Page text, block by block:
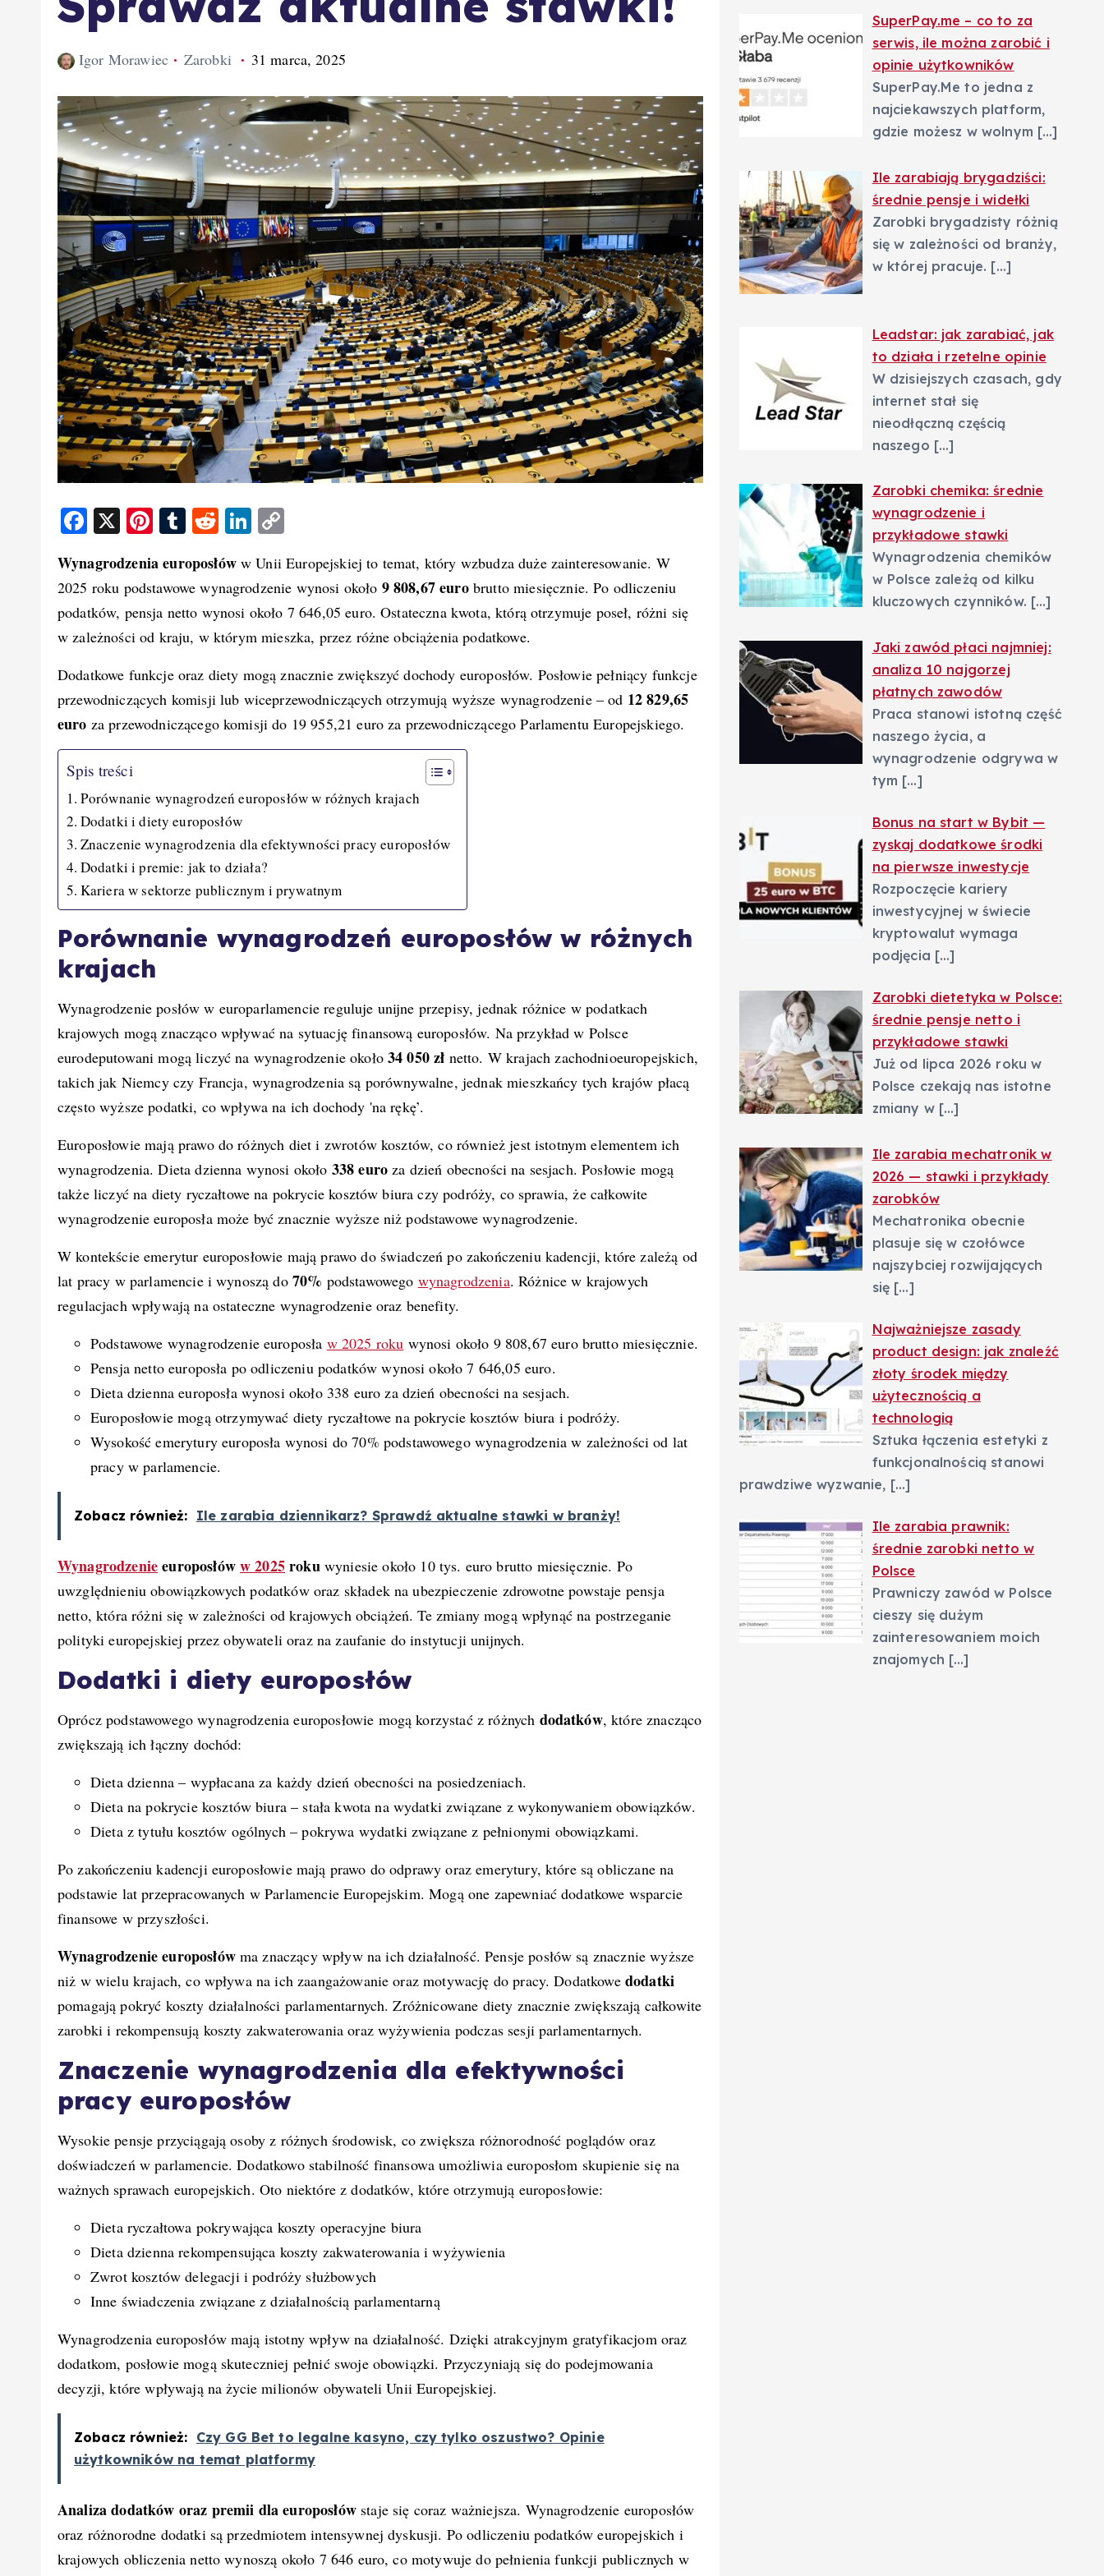
Igor Morawiec Zarobki 31 marca, 2025
F
c
e
b
o
o
k
X
Pi
er
e
st
T
m
bl
r
R
d
di
t
Li
k
e
d
I
n
p
y
Li
n
k
Wynagrodzenia europosłóww Unii Europejskiej to temat, który wzbudza duże zainteresowanie. W
2025 roku podstawowe wynagrodzenie wynosi około 9 808,67 eurobrutto miesięcznie. Po odliczeniu
podatków, pensja netto wynosi około 7 646,05 euro. Ostateczna kwota, którą otrzymuje poseł, różni się
w zależności od kraju, w którym mieszka, przez różne obciążenia podatkowe.
Dodatkowe funkcje oraz diety mogą znacznie zwiększyć dochody europosłów. Posłowie pełniący funkcje
przewodniczących komisji lub wiceprzewodniczących otrzymują wyższe wynagrodzenie – od 12 829,65
euro za przewodniczącego komisji do 19 955,21 euro za przewodniczącego Parlamentu Europejskiego.
Spis treści
Porównanie wynagrodzeń europosłów w różnych krajach
Dodatki i diety europosłów
Znaczenie wynagrodzenia dla efektywności pracy europosłów
Dodatki i premie: jak to działa?
Kariera w sektorze publicznym i prywatnym
Porównanie wynagrodzeń europosłów w różnych
krajach
Wynagrodzenie posłów w europarlamencie reguluje unijne przepisy, jednak różnice w podatkach
krajowych mogą znacząco wpływać na sytuację finansową europosłów. Na przykład w Polsce
eurodeputowani mogą liczyć na wynagrodzenie około34 050 zł netto. W krajach zachodnioeuropejskich,
takich jak Niemcy czy Francja, wynagrodzenia są porównywalne, jednak mieszkańcy tych krajów płacą
często wyższe podatki, co wpływa na ich dochody 'na rękę’.
Europosłowie mają prawo do różnych diet i zwrotów kosztów, co również jest istotnym elementem ich
wynagrodzenia. Dieta dzienna wynosi około 338 euro za dzień obecności na sesjach. Posłowie mogą
także liczyć na diety ryczałtowe na pokrycie kosztów biura czy podróży, co sprawia, że całkowite
wynagrodzenie europosła może być znacznie wyższe niż podstawowe wynagrodzenie.
W kontekście emerytur europosłowie mają prawo do świadczeń po zakończeniu kadencji, które zależą od
lat pracy w parlamencie i wynoszą do 70% podstawowego wynagrodzenia. Różnice w krajowych
regulacjach wpływają na ostateczne wynagrodzenie oraz benefity.
Podstawowe wynagrodzenie europosła w 2025 roku wynosi około 9 808,67 euro brutto miesięcznie.
Pensja netto europosła po odliczeniu podatków wynosi około 7 646,05 euro.
Dieta dzienna europosła wynosi około 338 euro za dzień obecności na sesjach.
Europosłowie mogą otrzymywać diety ryczałtowe na pokrycie kosztów biura i podróży.
Wysokość emerytury europosła wynosi do 70% podstawowego wynagrodzenia w zależności od lat
pracy w parlamencie.
Zobacz również: Ile zarabia dziennikarz? Sprawdź aktualne stawki w branży!
Wynagrodzenieeuroposłóww 2025roku wyniesie około 10 tys. euro brutto miesięcznie. Po
uwzględnieniu obowiązkowych podatków oraz składek na ubezpieczenie zdrowotne powstaje pensja
netto, która różni się w zależności od krajowych obciążeń. Te zmiany mogą wpłynąć na postrzeganie
polityki europejskiej przez obywateli oraz na zaufanie do instytucji unijnych.
Dodatki i diety europosłów
Oprócz podstawowego wynagrodzenia europosłowie mogą korzystać z różnych dodatków, które znacząco
zwiększają ich łączny dochód:
Dieta dzienna – wypłacana za każdy dzień obecności na posiedzeniach.
Dieta na pokrycie kosztów biura – stała kwota na wydatki związane z wykonywaniem obowiązków.
Dieta z tytułu kosztów ogólnych – pokrywa wydatki związane z pełnionymi obowiązkami.
Po zakończeniu kadencji europosłowie mają prawo do odprawy oraz emerytury, które są obliczane na
podstawie lat przepracowanych w Parlamencie Europejskim. Mogą one zapewniać dodatkowe wsparcie
finansowe w przyszłości.
Wynagrodzenie europosłówma znaczący wpływ na ich działalność. Pensje posłów są znacznie wyższe
niż w wielu krajach, co wpływa na ich zaangażowanie oraz motywację do pracy. Dodatkowe dodatki
pomagają pokryć koszty działalności parlamentarnych. Zróżnicowane diety znacznie zwiększają całkowite
zarobki i rekompensują koszty zakwaterowania oraz wyżywienia podczas sesji parlamentarnych.
Znaczenie wynagrodzenia dla efektywności
pracy europosłów
Wysokie pensje przyciągają osoby z różnych środowisk, co zwiększa różnorodność poglądów oraz
doświadczeń w parlamencie. Dodatkowo stabilność finansowa umożliwia europosłom skupienie się na
ważnych sprawach europejskich. Oto niektóre z dodatków, które otrzymują europosłowie:
Dieta ryczałtowa pokrywająca koszty operacyjne biura
Dieta dzienna rekompensująca koszty zakwaterowania i wyżywienia
Zwrot kosztów delegacji i podróży służbowych
Inne świadczenia związane z działalnością parlamentarną
Wynagrodzenia europosłów mają istotny wpływ na działalność. Dzięki atrakcyjnym gratyfikacjom oraz
dodatkom, posłowie mogą skuteczniej pełnić swoje obowiązki. Przyczyniają się do podejmowania
decyzji, które wpływają na życie milionów obywateli Unii Europejskiej.
Zobacz również: Czy GG Bet to legalne kasyno, czy tylko oszustwo? Opinie
użytkowników na temat platformy
Analiza dodatków oraz premii dla europosłówstaje się coraz ważniejsza. Wynagrodzenie europosłów
oraz różnorodne dodatki są przedmiotem intensywnej dyskusji. Po odliczeniu podatków europejskich i
krajowych obliczenia netto wynoszą około 7 646 euro, co motywuje do pełnienia funkcji publicznych w
SuperPay.me – co to za
serwis, ile można zarobić i
opinie użytkowników
SuperPay.Me to jedna z
najciekawszych platform,
gdzie możesz w wolnym […]
Ile zarabiają brygadziści:
średnie pensje i widełki
Zarobki brygadzisty różnią
się w zależności od branży,
w której pracuje. […]
Leadstar: jak zarabiać, jak
to działa i rzetelne opinie
W dzisiejszych czasach, gdy
internet stał się
nieodłączną częścią
naszego […]
Zarobki chemika: średnie
wynagrodzenie i
przykładowe stawki
Wynagrodzenia chemików
w Polsce zależą od kilku
kluczowych czynników. […]
Jaki zawód płaci najmniej:
analiza 10 najgorzej
płatnych zawodów
Praca stanowi istotną część
naszego życia, a
wynagrodzenie odgrywa w
tym […]
Bonus na start w Bybit —
zyskaj dodatkowe środki
na pierwsze inwestycje
Rozpoczęcie kariery
inwestycyjnej w świecie
kryptowalut wymaga
podjęcia […]
Zarobki dietetyka w Polsce:
średnie pensje netto i
przykładowe stawki
Już od lipca 2026 roku w
Polsce czekają nas istotne
zmiany w […]
Ile zarabia mechatronik w
2026 — stawki i przykłady
zarobków
Mechatronika obecnie
plasuje się w czołówce
najszybciej rozwijających
się […]
Najważniejsze zasady
product design: jak znaleźć
złoty środek między
użytecznością a
technologią
Sztuka łączenia estetyki z
funkcjonalnością stanowi
prawdziwe wyzwanie, […]
Ile zarabia prawnik:
średnie zarobki netto w
Polsce
Prawniczy zawód w Polsce
cieszy się dużym
zainteresowaniem moich
znajomych […]